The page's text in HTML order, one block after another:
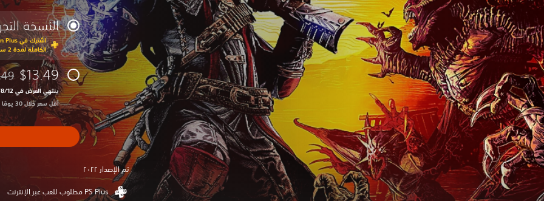
النسخة
الكاملة لمدة 2 ساعة
$13.49
ينتهي العرض في 12‏/8‏/2026 10:59 PM UTC‏
أقل سعر خلال 30 يومًا الأخيرة: $67.49‏
تم الإصدار ٢٠٢٢